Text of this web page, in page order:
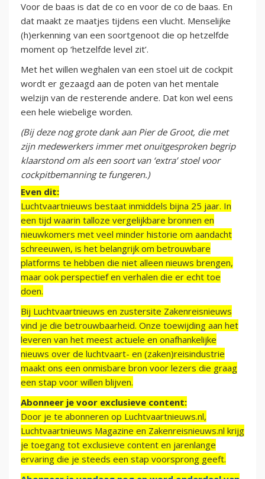
Voor de baas is dat de co en voor de co de baas. En
dat maakt ze maatjes tijdens een vlucht. Menselijke
(h)erkenning van een soortgenoot die op hetzelfde
moment op ‘hetzelfde level zit’.
Met het willen weghalen van een stoel uit de cockpit
wordt er gezaagd aan de poten van het mentale
welzijn van de resterende andere. Dat kon wel eens
een hele wiebelige worden.
(Bij deze nog grote dank aan Pier de Groot, die met
zijn medewerkers immer met onuitgesproken begrip
klaarstond om als een soort van ‘extra’ stoel voor
cockpitbemanning te fungeren.)
Even dit:
Luchtvaartnieuws bestaat inmiddels bijna 25 jaar. In
een tijd waarin talloze vergelijkbare bronnen en
nieuwkomers met veel minder historie om aandacht
schreeuwen, is het belangrijk om betrouwbare
platforms te hebben die niet alleen nieuws brengen,
maar ook perspectief en verhalen die er echt toe
doen.
Bij Luchtvaartnieuws en zustersite Zakenreisnieuws
vind je die betrouwbaarheid. Onze toewijding aan het
leveren van het meest actuele en onafhankelijke
nieuws over de luchtvaart- en (zaken)reisindustrie
maakt ons een onmisbare bron voor lezers die graag
een stap voor willen blijven.
Abonneer je voor exclusieve content:
Door je te abonneren op Luchtvaartnieuws.nl,
Luchtvaartnieuws Magazine en Zakenreisnieuws.nl krijg
je toegang tot exclusieve content en jarenlange
ervaring die je steeds een stap voorsprong geeft.